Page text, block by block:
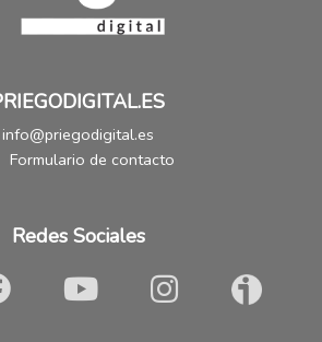
info@priegodigital.es
Formulario de contacto
Redes Sociales